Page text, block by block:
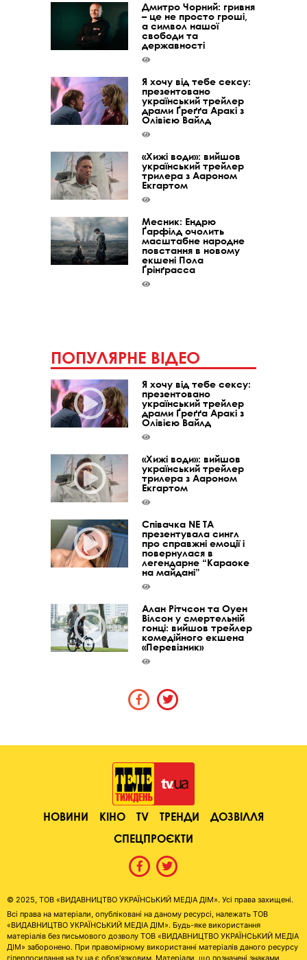
Дмитро Чорний: гривня
– це не просто гроші,
а символ нашої
свободи та
державності
Я хочу від тебе сексу:
презентовано
український трейлер
драми Ґреґґа Аракі з
Олівією Вайлд
«Хижі води»: вийшов
український трейлер
трилера з Аароном
Екгартом
Месник: Ендрю
Ґарфілд очолить
масштабне народне
повстання в новому
екшені Пола
Ґрінґрасса
ПОПУЛЯРНЕ ВІДЕО
Я хочу від тебе сексу:
презентовано
український трейлер
драми Ґреґґа Аракі з
Олівією Вайлд
«Хижі води»: вийшов
український трейлер
трилера з Аароном
Екгартом
Співачка NE TA
презентувала сингл
про справжні емоції і
повернулася в
легендарне “Караоке
на майдані”
Алан Рітчсон та Оуен
Вілсон у смертельній
гонці: вийшов трейлер
комедійного екшена
«Перевізник»
НОВИНИ КІНО TV ТРЕНДИ
ДОЗВІЛЛЯ
СПЕЦПРОЄКТИ
© 2025, ТОВ «ВИДАВНИЦТВО УКРАЇНСЬКИЙ МЕДІА ДІМ». Усі права захищені.
Всі права на матеріали, опубліковані на даному ресурсі, належать ТОВ
«ВИДАВНИЦТВО УКРАЇНСЬКИЙ МЕДІА ДІМ». Будь-яке використання
матеріалів без письмового дозволу ТОВ «ВИДАВНИЦТВО УКРАЇНСЬКИЙ МЕДІА
ДІМ» заборонено. При правомірному використанні матеріалів даного ресурсу
гіперпосилання на tv.ua є обов'язковим. Матеріали, що позначені знаками